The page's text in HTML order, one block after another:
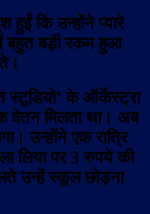
हुईं कि उन्होंने प्यारे
बहुत बड़ी रकम हुआ
के ऑर्केस्ट्रा
वेतन मिलता था। अब
उन्होंने एक रात्रि
लिया पर 3 रुपये की
उन्हें स्कूल छोड़ना